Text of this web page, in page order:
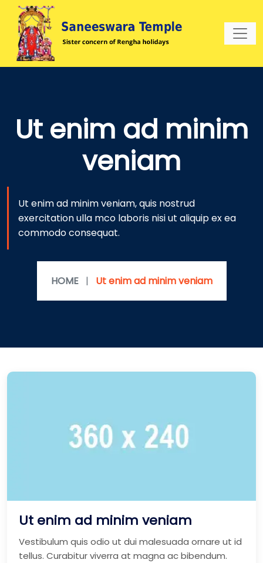
Ut enim ad minim
veniam
Ut enim ad minim veniam, quis nostrud
exercitation ulla mco laboris nisi ut aliquip ex ea
commodo consequat.
HOME | Ut enim ad minim veniam
Ut enim ad minim veniam
Vestibulum quis odio ut dui malesuada ornare ut id
tellus. Curabitur viverra at magna ac bibendum.